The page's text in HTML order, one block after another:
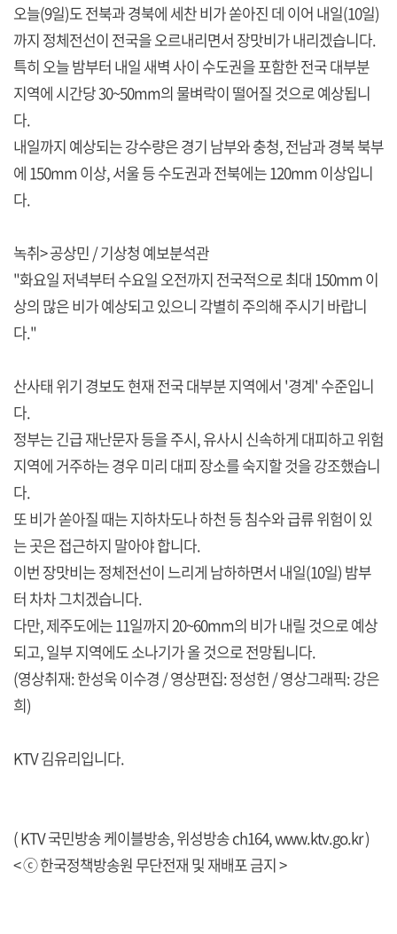
오늘(9일)도 전북과 경북에 세찬 비가 쏟아진 데 이어 내일(10일)
까지 정체전선이 전국을 오르내리면서 장맛비가 내리겠습니다.
특히 오늘 밤부터 내일 새벽 사이 수도권을 포함한 전국 대부분
지역에 시간당 30~50mm의 물벼락이 떨어질 것으로 예상됩니
다.
내일까지 예상되는 강수량은 경기 남부와 충청, 전남과 경북 북부
에 150mm 이상, 서울 등 수도권과 전북에는 120mm 이상입니
다.
녹취> 공상민 / 기상청 예보분석관
"화요일 저녁부터 수요일 오전까지 전국적으로 최대 150mm 이
상의 많은 비가 예상되고 있으니 각별히 주의해 주시기 바랍니
다."
산사태 위기 경보도 현재 전국 대부분 지역에서 '경계' 수준입니
다.
정부는 긴급 재난문자 등을 주시, 유사시 신속하게 대피하고 위험
지역에 거주하는 경우 미리 대피 장소를 숙지할 것을 강조했습니
다.
또 비가 쏟아질 때는 지하차도나 하천 등 침수와 급류 위험이 있
는 곳은 접근하지 말아야 합니다.
이번 장맛비는 정체전선이 느리게 남하하면서 내일(10일) 밤부
터 차차 그치겠습니다.
다만, 제주도에는 11일까지 20~60mm의 비가 내릴 것으로 예상
되고, 일부 지역에도 소나기가 올 것으로 전망됩니다.
(영상취재: 한성욱 이수경 / 영상편집: 정성헌 / 영상그래픽: 강은
희)
KTV 김유리입니다.
( KTV 국민방송 케이블방송, 위성방송 ch164,www.ktv.go.kr)
< ⓒ 한국정책방송원 무단전재 및 재배포 금지 >